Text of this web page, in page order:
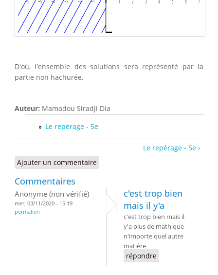
D'où, l'ensemble des solutions sera représenté par la
partie non hachurée.
Auteur: Mamadou Siradji Dia
Le repérage - 5e
Le repérage - 5e ›
Ajouter un commentaire
Commentaires
Anonyme (non vérifié)
mer, 03/11/2020 - 15:19
permalien
c'est trop bien
mais il y'a
c'est trop bien mais il
y'a plus de math que
n'importe quel autre
matière
répondre